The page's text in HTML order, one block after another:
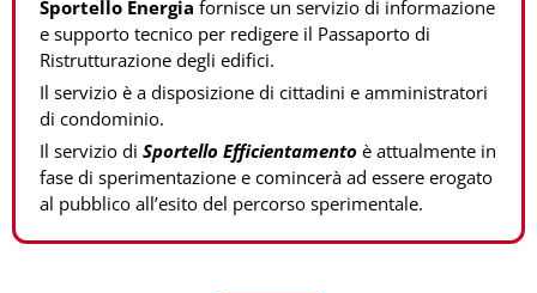
Sportello Energia fornisce un servizio di informazione
e supporto tecnico per redigere il Passaporto di
Ristrutturazione degli edifici.
Il servizio è a disposizione di cittadini e amministratori
di condominio.
Il servizio di Sportello Efficientamento è attualmente in
fase di sperimentazione e comincerà ad essere erogato
al pubblico all’esito del percorso sperimentale.